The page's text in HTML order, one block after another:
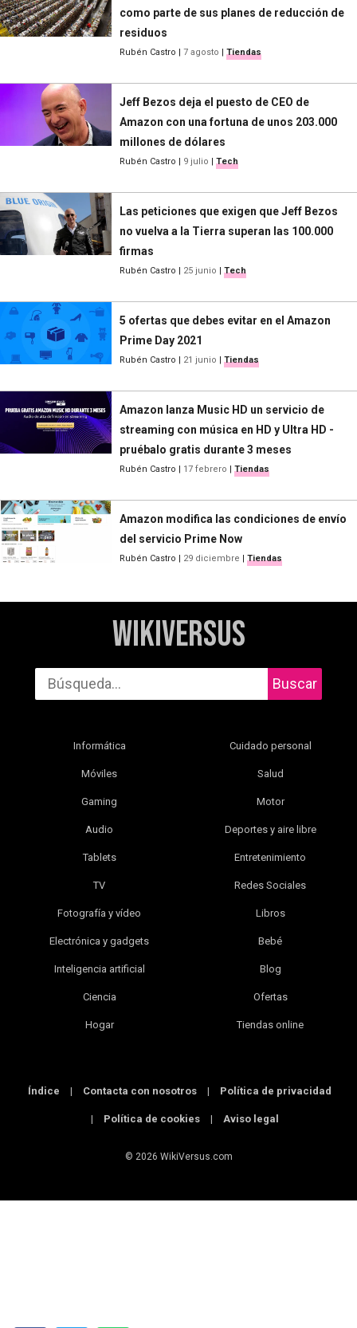
como parte de sus planes de reducción de
residuos
Rubén Castro | 7 agosto | Tiendas
Jeff Bezos deja el puesto de CEO de
Amazon con una fortuna de unos 203.000
millones de dólares
Rubén Castro | 9 julio | Tech
Las peticiones que exigen que Jeff Bezos
no vuelva a la Tierra superan las 100.000
firmas
Rubén Castro | 25 junio | Tech
5 ofertas que debes evitar en el Amazon
Prime Day 2021
Rubén Castro | 21 junio | Tiendas
Amazon lanza Music HD un servicio de
streaming con música en HD y Ultra HD -
pruébalo gratis durante 3 meses
Rubén Castro | 17 febrero | Tiendas
Amazon modifica las condiciones de envío
del servicio Prime Now
Rubén Castro | 29 diciembre | Tiendas
WikiVersus
Buscar
Informática
Móviles
Gaming
Audio
Tablets
TV
Fotografía y vídeo
Electrónica y gadgets
Inteligencia artificial
Ciencia
Hogar
Cuidado personal
Salud
Motor
Deportes y aire libre
Entretenimiento
Redes Sociales
Libros
Bebé
Blog
Ofertas
Tiendas online
Índice | Contacta con nosotros | Política de privacidad
| Política de cookies | Aviso legal
© 2026 WikiVersus.com